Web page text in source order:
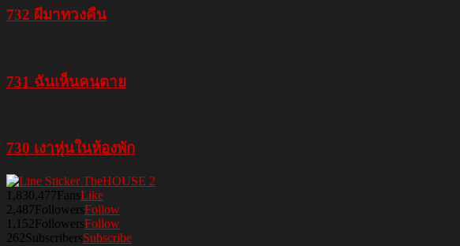
732 ผีมาทวงคืน
731 ฉันเห็นคนตาย
730 เงาหุ่นในห้องพัก
1,830,477FansLike
2,487FollowersFollow
1,152FollowersFollow
262SubscribersSubscribe